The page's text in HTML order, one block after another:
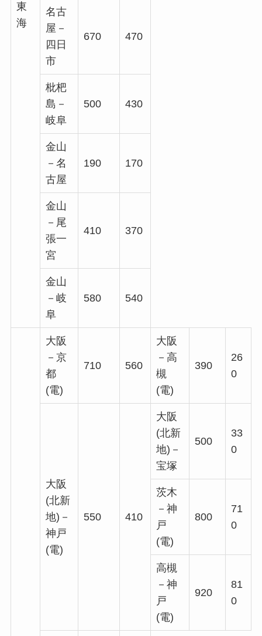
東
海
名古
屋－
四日
市
670 470
枇杷
島－
岐阜
500 430
金山
－名
古屋
190 170
金山
－尾
張一
宮
410 370
金山
－岐
阜
580 540
大阪
－京
都
(電)
710 560
大阪
－高
槻
(電)
390
26
0
大阪
(北新
地)－
神戸
(電)
550 410
大阪
(北新
地)－
宝塚
500
33
0
茨木
－神
戸
(電)
800
71
0
高槻
－神
戸
(電)
920
81
0